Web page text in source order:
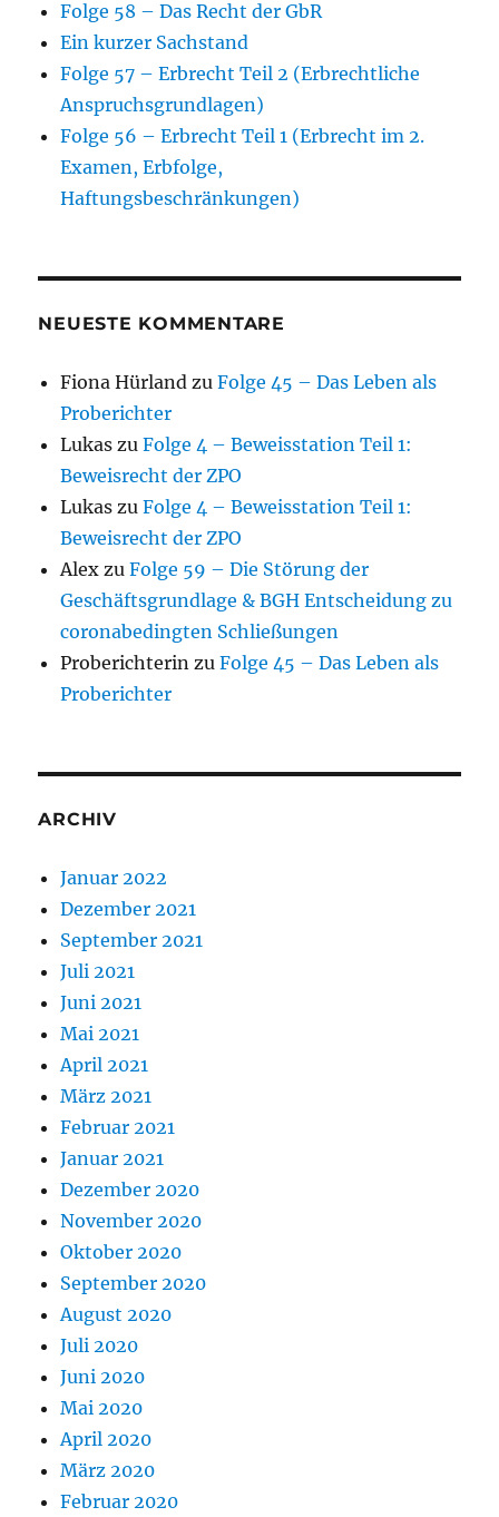
Folge 58 – Das Recht der GbR
Ein kurzer Sachstand
Folge 57 – Erbrecht Teil 2 (Erbrechtliche
Anspruchsgrundlagen)
Folge 56 – Erbrecht Teil 1 (Erbrecht im 2.
Examen, Erbfolge,
Haftungsbeschränkungen)
NEUESTE KOMMENTARE
Fiona Hürland zuFolge 45 – Das Leben als
Proberichter
Lukas zuFolge 4 – Beweisstation Teil 1:
Beweisrecht der ZPO
Lukas zuFolge 4 – Beweisstation Teil 1:
Beweisrecht der ZPO
Alex zuFolge 59 – Die Störung der
Geschäftsgrundlage & BGH Entscheidung zu
coronabedingten Schließungen
Proberichterin zuFolge 45 – Das Leben als
Proberichter
ARCHIV
Januar 2022
Dezember 2021
September 2021
Juli 2021
Juni 2021
Mai 2021
April 2021
März 2021
Februar 2021
Januar 2021
Dezember 2020
November 2020
Oktober 2020
September 2020
August 2020
Juli 2020
Juni 2020
Mai 2020
April 2020
März 2020
Februar 2020